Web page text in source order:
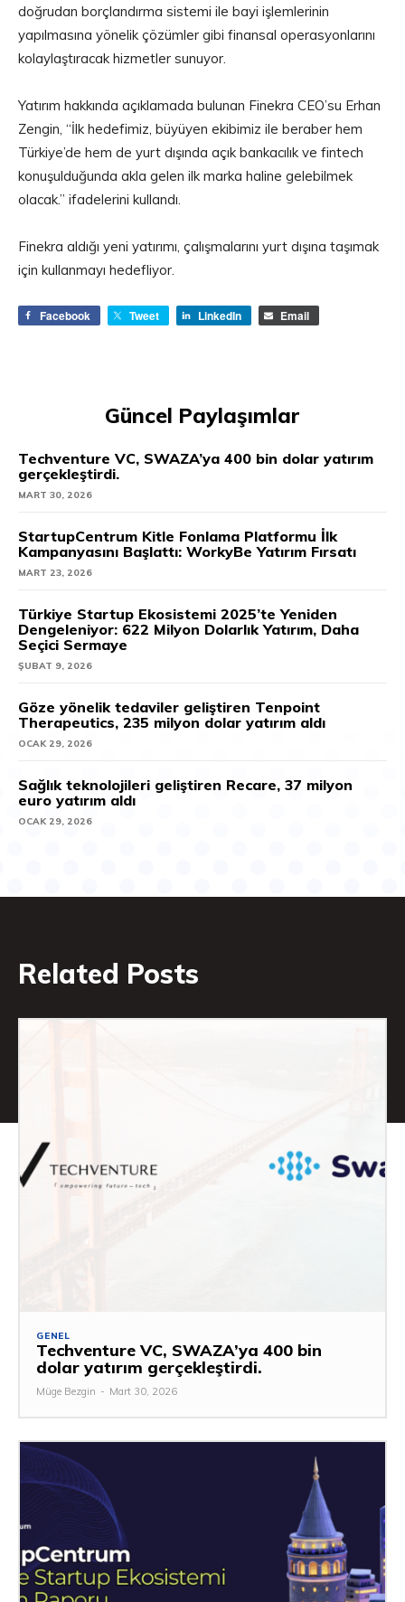
doğrudan borçlandırma sistemi ile bayi işlemlerinin
yapılmasına yönelik çözümler gibi finansal operasyonlarını
kolaylaştıracak hizmetler sunuyor.
Yatırım hakkında açıklamada bulunan Finekra CEO’su Erhan
Zengin, “İlk hedefimiz, büyüyen ekibimiz ile beraber hem
Türkiye’de hem de yurt dışında açık bankacılık ve fintech
konuşulduğunda akla gelen ilk marka haline gelebilmek
olacak.” ifadelerini kullandı.
Finekra aldığı yeni yatırımı, çalışmalarını yurt dışına taşımak
için kullanmayı hedefliyor.
Facebook Tweet LinkedIn Email
Güncel Paylaşımlar
Techventure VC, SWAZA’ya 400 bin dolar yatırım
gerçekleştirdi.
MART 30, 2026
StartupCentrum Kitle Fonlama Platformu İlk
Kampanyasını Başlattı: WorkyBe Yatırım Fırsatı
MART 23, 2026
Türkiye Startup Ekosistemi 2025’te Yeniden
Dengeleniyor: 622 Milyon Dolarlık Yatırım, Daha
Seçici Sermaye
ŞUBAT 9, 2026
Göze yönelik tedaviler geliştiren Tenpoint
Therapeutics, 235 milyon dolar yatırım aldı
OCAK 29, 2026
Sağlık teknolojileri geliştiren Recare, 37 milyon
euro yatırım aldı
OCAK 29, 2026
Related Posts
GENEL
Techventure VC, SWAZA’ya 400 bin
dolar yatırım gerçekleştirdi.
Müge Bezgin - Mart 30, 2026